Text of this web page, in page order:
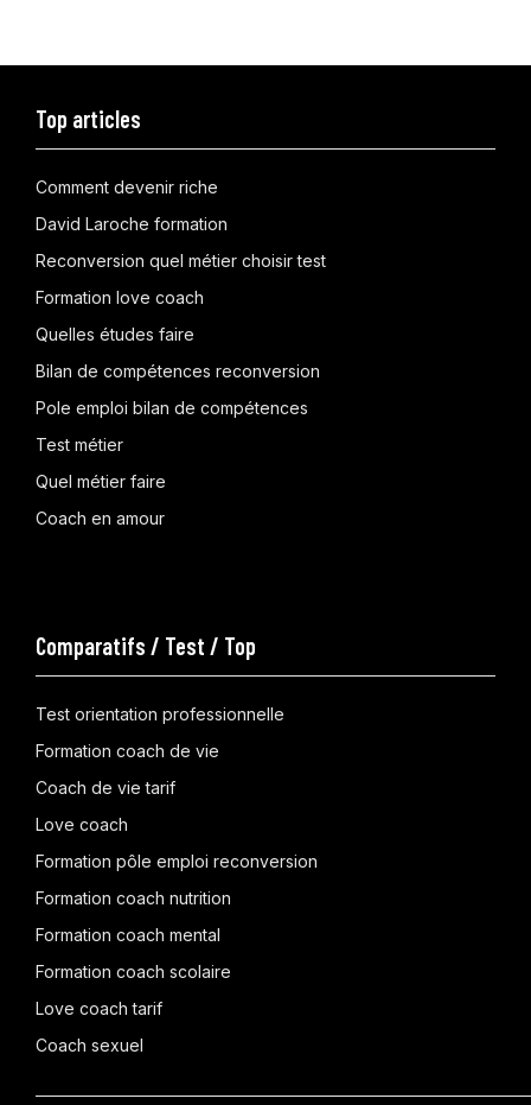
Top articles
Comment devenir riche
David Laroche formation
Reconversion quel métier choisir test
Formation love coach
Quelles études faire
Bilan de compétences reconversion
Pole emploi bilan de compétences
Test métier
Quel métier faire
Coach en amour
Comparatifs / Test / Top
Test orientation professionnelle
Formation coach de vie
Coach de vie tarif
Love coach
Formation pôle emploi reconversion
Formation coach nutrition
Formation coach mental
Formation coach scolaire
Love coach tarif
Coach sexuel